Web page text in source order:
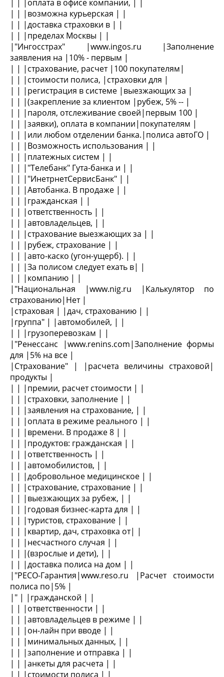
| | |оплата в офисе компании, | |
| | |возможна курьерская | |
| | |доставка страховки в | |
| | |пределах Москвы | |
|"Ингосстрах" |www.ingos.ru |Заполнение
заявления на |10% - первым |
| | |страхование, расчет |100 покупателям|
| | |стоимости полиса, |страховки для |
| | |регистрация в системе |выезжающих за |
| | |(закрепление за клиентом |рубеж, 5% -- |
| | |пароля, отслеживание своей|первым 100 |
| | |заявки), оплата в компании|покупателям |
| | |или любом отделении банка.|полиса автоГО |
| | |Возможность использования | |
| | |платежных систем | |
| | |"Телебанк" Гута-банка и | |
| | |"ИнетрнетСервисБанк" | |
| | |Автобанка. В продаже | |
| | |гражданская | |
| | |ответственность | |
| | |автовладельцев, | |
| | |страхование выезжающих за | |
| | |рубеж, страхование | |
| | |авто-каско (угон-ущерб). | |
| | |За полисом следует ехать в| |
| | |компанию | |
|"Национальная |www.nig.ru |Калькулятор по
страхованию|Нет |
|страховая | |дач, страхованию | |
|группа" | |автомобилей, | |
| | |грузоперевозкам | |
|"Ренессанс |www.renins.com|Заполнение формы
для |5% на все |
|Страхование" | |расчета величины страховой|
продукты |
| | |премии, расчет стоимости | |
| | |страховки, заполнение | |
| | |заявления на страхование, | |
| | |оплата в режиме реального | |
| | |времени. В продаже 8 | |
| | |продуктов: гражданская | |
| | |ответственность | |
| | |автомобилистов, | |
| | |добровольное медицинское | |
| | |страхование, страхование | |
| | |выезжающих за рубеж, | |
| | |годовая бизнес-карта для | |
| | |туристов, страхование | |
| | |квартир, дач, страховка от| |
| | |несчастного случая | |
| | |(взрослые и дети), | |
| | |доставка полиса на дом | |
|"РЕСО-Гарантия|www.reso.ru |Расчет стоимости
полиса по|5% |
|" | |гражданской | |
| | |ответственности | |
| | |автовладельцев в режиме | |
| | |он-лайн при вводе | |
| | |минимальных данных, | |
| | |заполнение и отправка | |
| | |анкеты для расчета | |
| | |стоимости полиса | |